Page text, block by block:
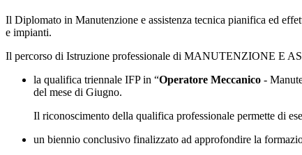
Il Diplomato in Manutenzione e assistenza tecnica pianifica ed
e impianti.
Il percorso di Istruzione professionale di MANUTENZIONE E
la qualifica triennale IFP in “Operatore Meccanico -
del mese di Giugno.
Il riconoscimento della qualifica professionale permette di
un biennio conclusivo finalizzato ad approfondire la